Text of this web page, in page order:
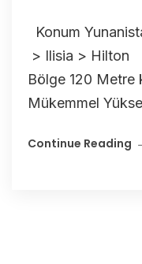
Konum
> Ilisia > Hilton
Bölge 120
Mükemmel
Continue Reading